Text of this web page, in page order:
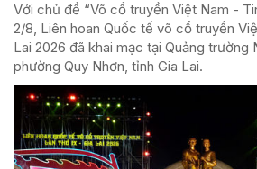
Với chủ đề “Võ cổ truyền Việt Nam -
2/8, Liên hoan Quốc tế võ cổ truyền
Lai 2026 đã khai mạc tại Quảng trường
phường Quy Nhơn, tỉnh Gia Lai.